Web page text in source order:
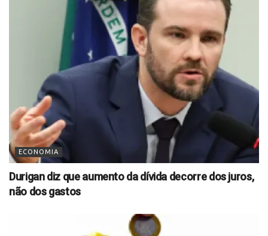
ECONOMIA
Durigan diz que aumento da dívida decorre dos juros,
não dos gastos